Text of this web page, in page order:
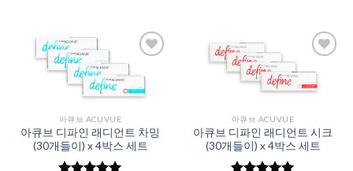
Add to
Wishlist
아큐브 ACUVUE
아큐브 디파인 래디언트 차밍
(30개들이) x 4박스 세트
아큐브 ACUVUE
아큐브 디파인 래디언트 시크
(30개들이) x 4박스 세트